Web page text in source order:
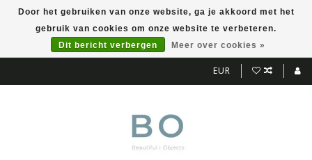
EUR
Door het gebruiken van onze website, ga je akkoord met het
gebruik van cookies om onze website te verbeteren.
Dit bericht verbergen
Meer over cookies »